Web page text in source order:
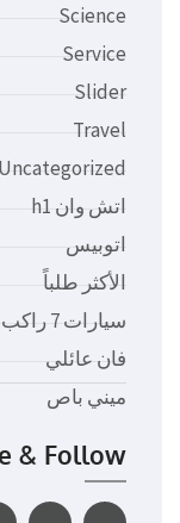
Science
Service
Slider
Travel
Uncategorized
اتش وان h1
اتوبيس
الأكثر طلباً
سيارات 7 راكب
فان عائلي
ميني باص
& Follow